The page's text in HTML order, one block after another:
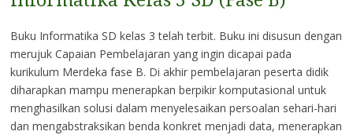
Buku Informatika SD kelas 3 telah terbit. Buku ini disusun dengan
merujuk Capaian Pembelajaran yang ingin dicapai pada
kurikulum Merdeka fase B. Di akhir pembelajaran peserta didik
diharapkan mampu menerapkan berpikir komputasional untuk
menghasilkan solusi dalam menyelesaikan persoalan sehari-hari
dan mengabstraksikan benda konkret menjadi data, menerapkan